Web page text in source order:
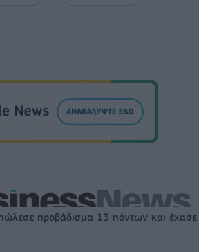
προβάδισμα 13 πόντων και